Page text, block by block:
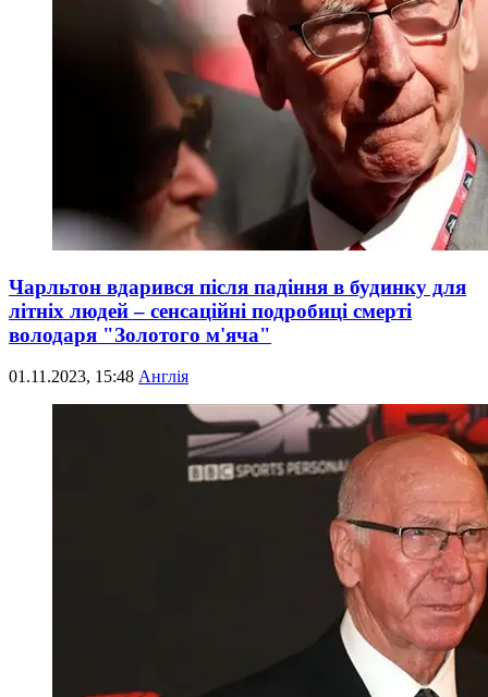
Чарльтон вдарився після падіння в будинку для
літніх людей – сенсаційні подробиці смерті
володаря "Золотого м'яча"
01.11.2023, 15:48 Англія